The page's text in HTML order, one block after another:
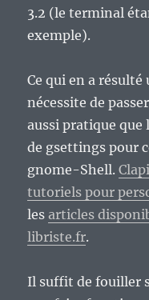
3.2 (le terminal
exemple).
Ce qui en a
nécessite de
aussi pratique que
de gsettings pour
gnome-Shell.
tutoriels pour
lesarticles
libriste.fr.
Il suffit de fouiller